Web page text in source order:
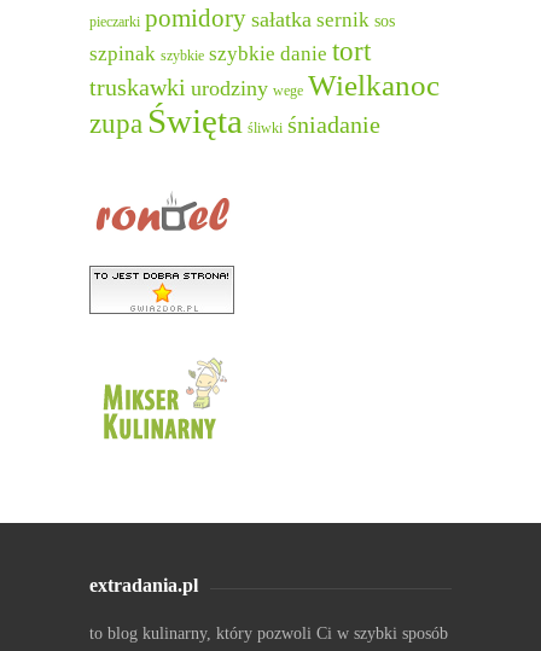
pieczarki pomidory sałatka sernik sos
szpinak szybkie szybkie danie tort
truskawki urodziny wege Wielkanoc
zupa Święta śliwki śniadanie
extradania.pl
to blog kulinarny, który pozwoli Ci w szybki sposób